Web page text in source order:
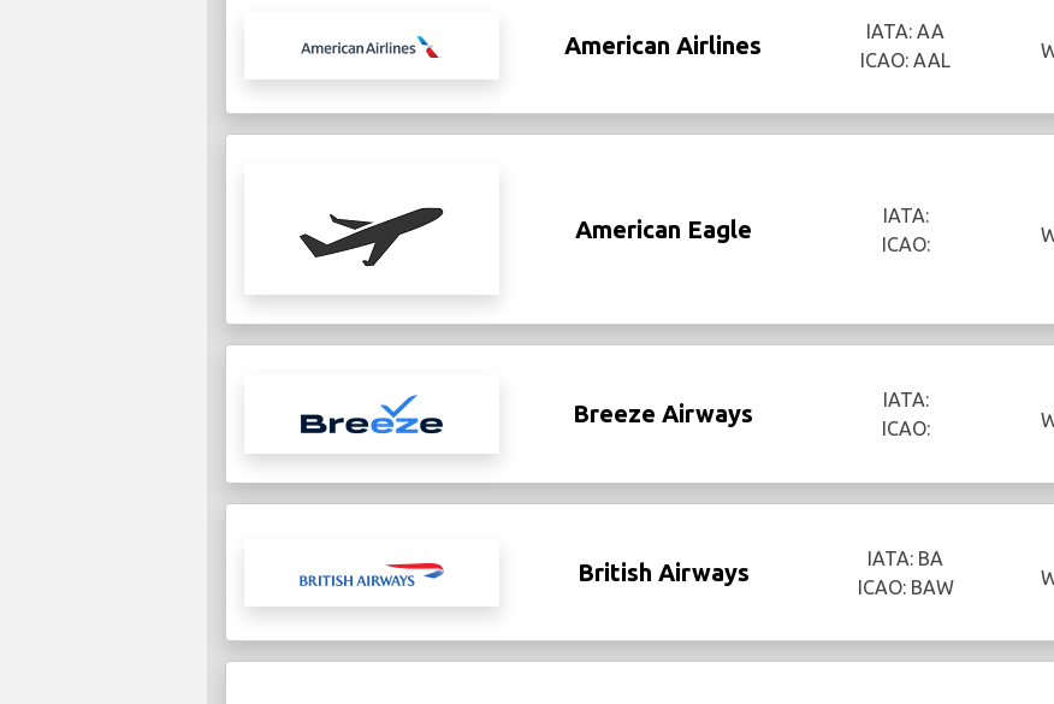
American Airlines
IATA: AA
ICAO: AAL
American Eagle
IATA:
ICAO:
Breeze Airways
IATA:
ICAO:
British Airways
IATA: BA
ICAO: BAW